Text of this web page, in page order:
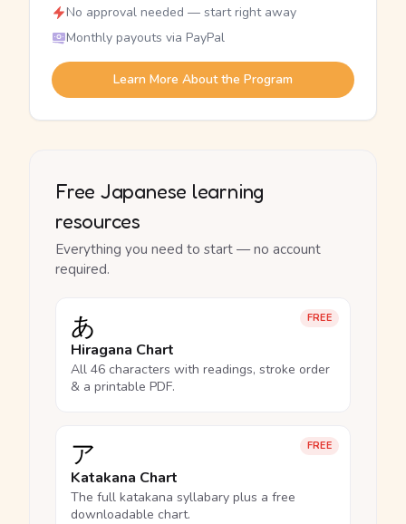
No approval needed — start right away
Monthly payouts via PayPal
Learn More About the Program
Free Japanese learning
resources
Everything you need to start — no account
required.
FREE
あ
Hiragana Chart
All 46 characters with readings, stroke order
& a printable PDF.
FREE
ア
Katakana Chart
The full katakana syllabary plus a free
downloadable chart.